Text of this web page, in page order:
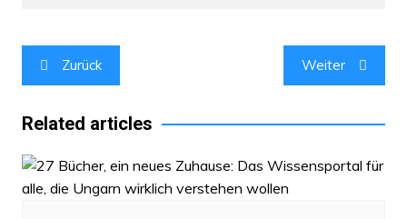
Beitragsnavigation
Zurück Weiter
Related articles